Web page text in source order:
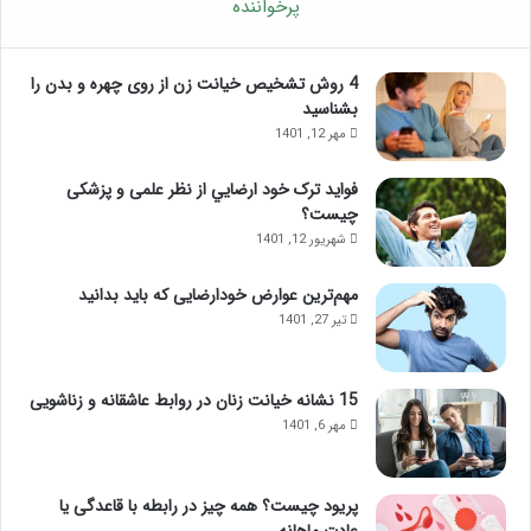
پرخواننده
4 روش تشخیص خیانت زن از روی چهره و بدن را
بشناسید
مهر 12, 1401
فواید ترک خود ارضايي از نظر علمی و پزشکی
چیست؟
شهریور 12, 1401
مهم‌ترین عوارض خودارضایی که باید بدانید
تیر 27, 1401
15 نشانه خیانت زنان در روابط عاشقانه و زناشویی
مهر 6, 1401
پریود چیست؟ همه چیز در رابطه با قاعدگی یا